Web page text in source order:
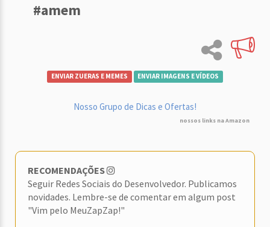
#amem
ENVIAR ZUERAS E MEMES ENVIAR IMAGENS E VÍDEOS
Nosso Grupo de Dicas e Ofertas!
nossos links na Amazon
RECOMENDAÇÕES
Seguir Redes Sociais do Desenvolvedor. Publicamos
novidades. Lembre-se de comentar em algum post
"Vim pelo MeuZapZap!"